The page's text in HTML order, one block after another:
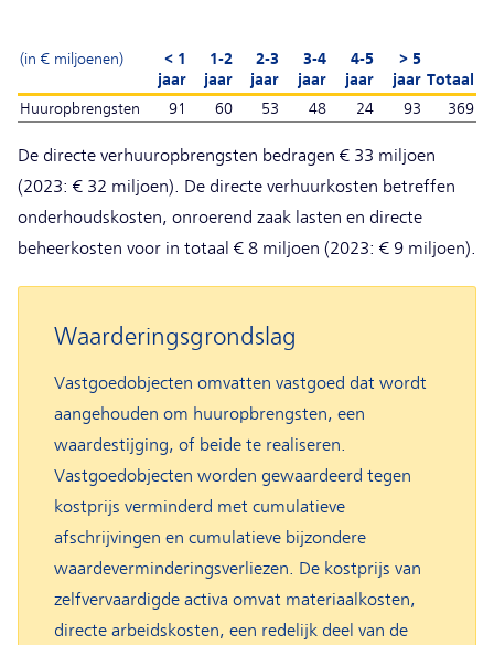
(in € miljoenen)
< 1
jaar
1-2
jaar
2-3
jaar
3-4
jaar
4-5
jaar
> 5
jaar Totaal
Huuropbrengsten
91 60 53 48 24 93 369
De directe verhuuropbrengsten bedragen € 33 miljoen
(2023: € 32 miljoen). De directe verhuurkosten betreffen
onderhoudskosten, onroerend zaak lasten en directe
beheerkosten voor in totaal € 8 miljoen (2023: € 9 miljoen).
Waarderingsgrondslag
Vastgoedobjecten omvatten vastgoed dat wordt
aangehouden om huuropbrengsten, een
waardestijging, of beide te realiseren.
Vastgoedobjecten worden gewaardeerd tegen
kostprijs verminderd met cumulatieve
afschrijvingen en cumulatieve bijzondere
waardeverminderingsverliezen. De kostprijs van
zelfvervaardigde activa omvat materiaalkosten,
directe arbeidskosten, een redelijk deel van de